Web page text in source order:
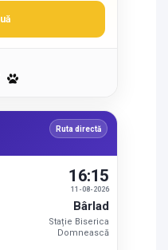
Ruta directă
11-08-2026
16:15
Bârlad
Stație Biserica
Domnească